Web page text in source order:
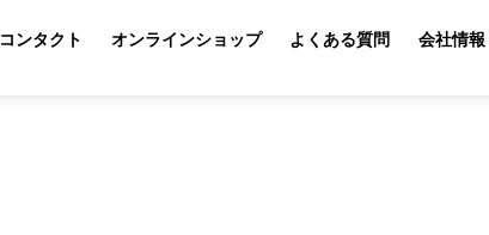
コンタクト オンラインショップ よくある質問 会社情